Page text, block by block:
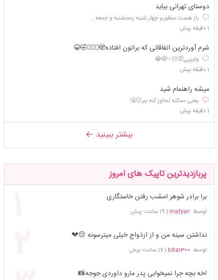
دوستای تهرانی بیاید
باز هست منظورم چهار شنبه پنجشنبه و جمعه ...
1 دقیقه پیش
شرم آوردترین اتفاقاتی که براتون افتاده🫣🤦🏻‍♀️🤣😂
وایییی🤦🏻♀️🫣😂
1 دقیقه پیش
میشه راهنمام شید
یعنی ممکنه تجاوز کنه بم😐🤐
1 دقیقه پیش
بیشتر ببینید
پربازدیدترین تاپیک های امروز
برا برادر شوهر امشب رفتن خاستگاری
توسط mafya2
| 19 ساعت پیش
نداشتن سینه من و از ازذواج خیلی میترسونه 😔💔
توسط bita1300
|17 ساعت پیش
اخه بچه جرا نمیخوابی پدر مارو داوردی جوجه📸